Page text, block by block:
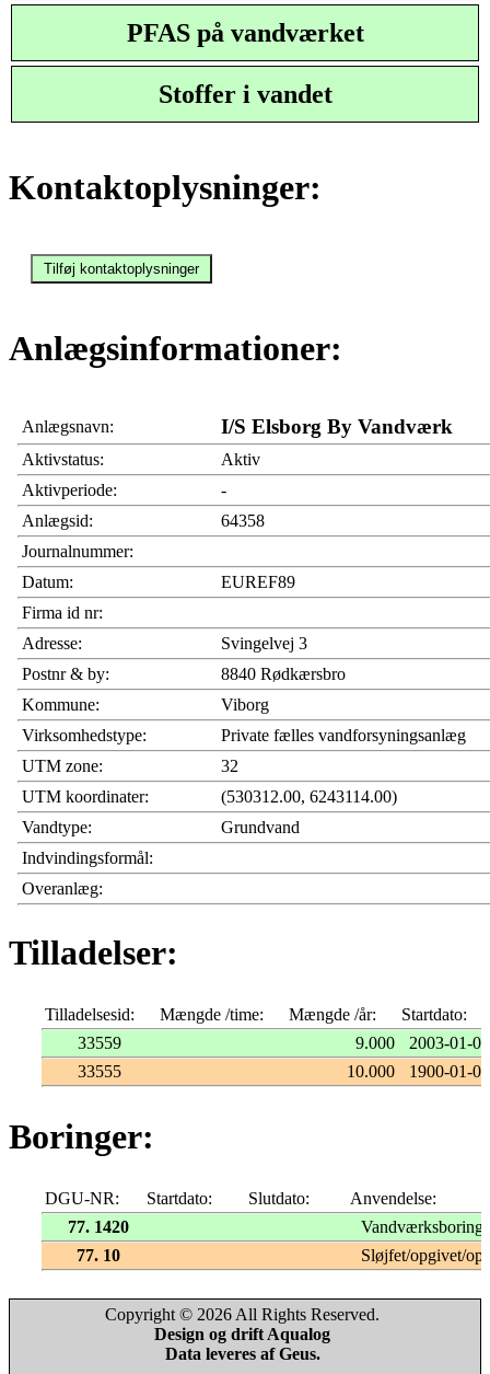
PFAS på vandværket
Stoffer i vandet
Kontaktoplysninger:
Anlægsinformationer:
Anlægsnavn: I/S Elsborg By Vandværk
Aktivstatus:
Aktiv
Aktivperiode:
-
Anlægsid:
64358
Journalnummer:
Datum:
EUREF89
Firma id nr:
Adresse:
Svingelvej 3
Postnr & by:
8840 Rødkærsbro
Kommune:
Viborg
Virksomhedstype:
Private fælles vandforsyningsanlæg
UTM zone:
32
UTM koordinater:
(530312.00, 6243114.00)
Vandtype:
Grundvand
Indvindingsformål:
Overanlæg:
Tilladelser:
Tilladelsesid: Mængde /time: Mængde /år:
Startdato:
33559
9.000
2003-01-01
33555
10.000 1900-01-01
Boringer:
DGU-NR: Startdato: Slutdato:
Anvendelse:
77. 1420
Vandværksboring
77. 10
Sløjfet/opgivet/
Copyright © 2026 All Rights Reserved.
Design og drift Aqualog
Data leveres af Geus.